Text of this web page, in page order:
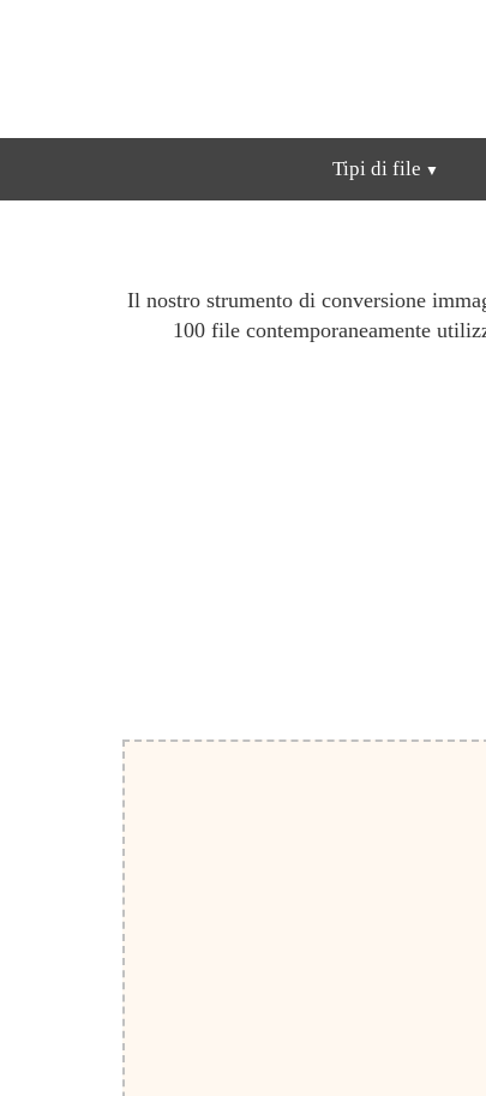
Tipi di file
Il nostro strumento di conversione
100 file contemporaneamente